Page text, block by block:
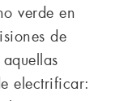
verde en
de
electrificar: